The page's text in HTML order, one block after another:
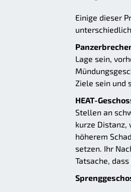
Einige dieser
Lage sein,
Ziele sein und
HEAT-
Stellen an
kurze Distanz,
höherem
setzen. Ihr
Tatsache,